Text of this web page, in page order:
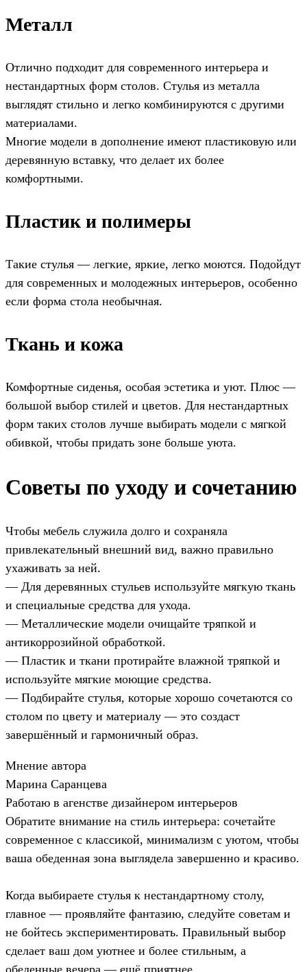
Металл
Отлично подходит для современного интерьера и
нестандартных форм столов. Стулья из металла
выглядят стильно и легко комбинируются с другими
материалами.
Многие модели в дополнение имеют пластиковую или
деревянную вставку, что делает их более
комфортными.
Пластик и полимеры
Такие стулья — легкие, яркие, легко моются. Подойдут
для современных и молодежных интерьеров, особенно
если форма стола необычная.
Ткань и кожа
Комфортные сиденья, особая эстетика и уют. Плюс —
большой выбор стилей и цветов. Для нестандартных
форм таких столов лучше выбирать модели с мягкой
обивкой, чтобы придать зоне больше уюта.
Советы по уходу и сочетанию
Чтобы мебель служила долго и сохраняла
привлекательный внешний вид, важно правильно
ухаживать за ней.
— Для деревянных стульев используйте мягкую ткань
и специальные средства для ухода.
— Металлические модели очищайте тряпкой и
антикоррозийной обработкой.
— Пластик и ткани протирайте влажной тряпкой и
используйте мягкие моющие средства.
— Подбирайте стулья, которые хорошо сочетаются со
столом по цвету и материалу — это создаст
завершённый и гармоничный образ.
Мнение автора
Марина Саранцева
Работаю в агенстве дизайнером интерьеров
Обратите внимание на стиль интерьера: сочетайте
современное с классикой, минимализм с уютом, чтобы
ваша обеденная зона выглядела завершенно и красиво.
Когда выбираете стулья к нестандартному столу,
главное — проявляйте фантазию, следуйте советам и
не бойтесь экспериментировать. Правильный выбор
сделает ваш дом уютнее и более стильным, а
обеденные вечера — ещё приятнее.